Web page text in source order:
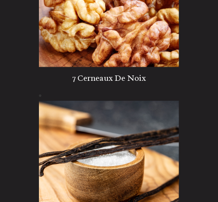
7 Cerneaux De Noix